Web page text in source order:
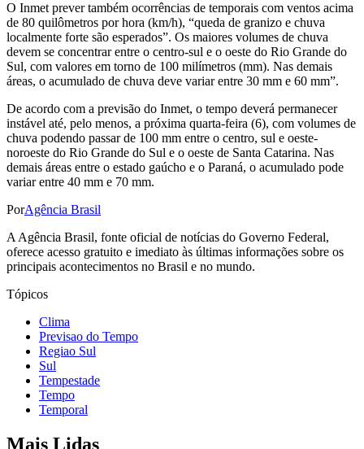
O Inmet prever também ocorrências de temporais com ventos acima
de 80 quilômetros por hora (km/h), “queda de granizo e chuva
localmente forte são esperados”. Os maiores volumes de chuva
devem se concentrar entre o centro-sul e o oeste do Rio Grande do
Sul, com valores em torno de 100 milímetros (mm). Nas demais
áreas, o acumulado de chuva deve variar entre 30 mm e 60 mm”.
De acordo com a previsão do Inmet, o tempo deverá permanecer
instável até, pelo menos, a próxima quarta-feira (6), com volumes de
chuva podendo passar de 100 mm entre o centro, sul e oeste-
noroeste do Rio Grande do Sul e o oeste de Santa Catarina. Nas
demais áreas entre o estado gaúcho e o Paraná, o acumulado pode
variar entre 40 mm e 70 mm.
PorAgência Brasil
A Agência Brasil, fonte oficial de notícias do Governo Federal,
oferece acesso gratuito e imediato às últimas informações sobre os
principais acontecimentos no Brasil e no mundo.
Tópicos
Clima
Previsao do Tempo
Regiao Sul
Sul
Tempestade
Tempo
Temporal
Mais Lidas